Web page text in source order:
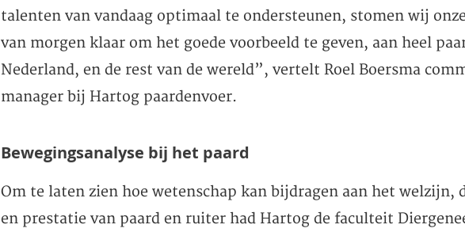
talenten van vandaag optimaal te ondersteunen, stomen wij
van morgen klaar om het goede voorbeeld te geven, aan heel
Nederland, en de rest van de wereld”, vertelt Roel Boersma
manager bij Hartog paardenvoer.
Bewegingsanalyse bij het paard
Om te laten zien hoe wetenschap kan bijdragen aan het welzijn,
en prestatie van paard en ruiter had Hartog de faculteit